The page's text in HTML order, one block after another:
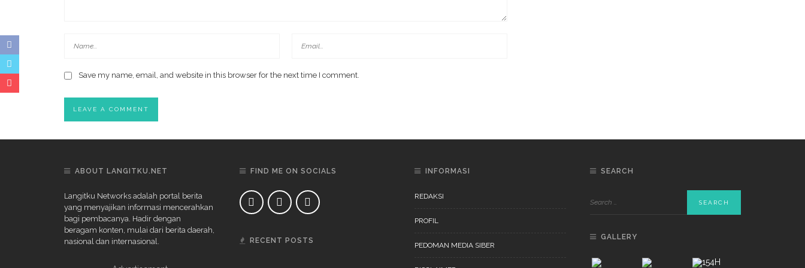
Save my name, email, and website in this browser for the next time I comment.
ABOUT LANGITKU.NET
Langitku Networks adalah portal berita
yang menyajikan informasi mencerahkan
bagi pembacanya. Hadir dengan
beragam konten, mulai dari berita daerah,
nasional dan internasional.
FIND ME ON SOCIALS
RECENT POSTS
INFORMASI
REDAKSI
PROFIL
PEDOMAN MEDIA SIBER
SEARCH
GALLERY